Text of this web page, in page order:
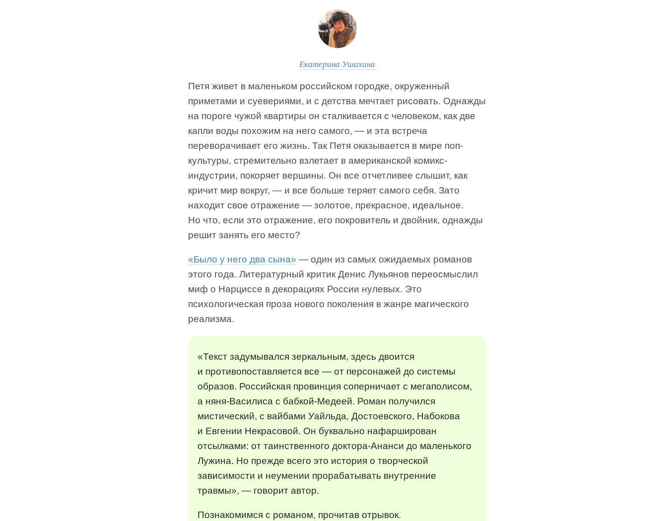
Екатерина Ушахина
Петя живет в маленьком российском городке, окруженный
приметами и суевериями, и с детства мечтает рисовать. Однажды
на пороге чужой квартиры он сталкивается с человеком, как две
капли воды похожим на него самого, — и эта встреча
переворачивает его жизнь. Так Петя оказывается в мире поп-
культуры, стремительно взлетает в американской комикс-
индустрии, покоряет вершины. Он все отчетливее слышит, как
кричит мир вокруг, — и все больше теряет самого себя. Зато
находит свое отражение — золотое, прекрасное, идеальное.
Но что, если это отражение, его покровитель и двойник, однажды
решит занять его место?
«Было у него два сына» — один из самых ожидаемых романов
этого года. Литературный критик Денис Лукьянов переосмыслил
миф о Нарциссе в декорациях России нулевых. Это
психологическая проза нового поколения в жанре магического
реализма.
«Текст задумывался зеркальным, здесь двоится
и противопоставляется все — от персонажей до системы
образов. Российская провинция соперничает с мегаполисом,
а няня-Василиса с бабкой-Медеей. Роман получился
мистический, с вайбами Уайльда, Достоевского, Набокова
и Евгении Некрасовой. Он буквально нафарширован
отсылками: от таинственного доктора-Ананси до маленького
Лужина. Но прежде всего это история о творческой
зависимости и неумении прорабатывать внутренние
травмы», — говорит автор.
Познакомимся с романом, прочитав отрывок.